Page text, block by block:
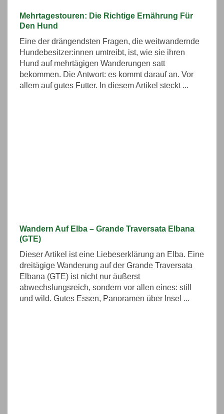
Mehrtagestouren: Die Richtige Ernährung Für
Den Hund
Eine der drängendsten Fragen, die weitwandernde
Hundebesitzer:innen umtreibt, ist, wie sie ihren
Hund auf mehrtägigen Wanderungen satt
bekommen. Die Antwort: es kommt darauf an. Vor
allem auf gutes Futter. In diesem Artikel steckt ...
Wandern Auf Elba – Grande Traversata Elbana
(GTE)
Dieser Artikel ist eine Liebeserklärung an Elba. Eine
dreitägige Wanderung auf der Grande Traversata
Elbana (GTE) ist nicht nur äußerst
abwechslungsreich, sondern vor allen eines: still
und wild. Gutes Essen, Panoramen über Insel ...